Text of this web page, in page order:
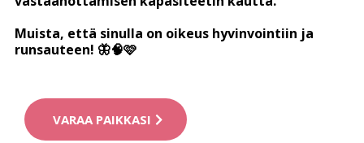
Muista, että sinulla on oikeus hyvinvointiin ja
runsauteen! 🦋🧠🩷
VARAA PAIKKASI